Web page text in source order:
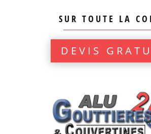
SUR TOUTE LA
DEVIS